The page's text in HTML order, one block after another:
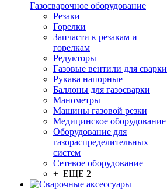
Газосварочное оборудование
Резаки
Горелки
Запчасти к резакам и
горелкам
Редукторы
Газовые вентили для сварки
Рукава напорные
Баллоны для газосварки
Манометры
Машины газовой резки
Медицинское оборудование
Оборудование для
газораспределительных
систем
Сетевое оборудование
+ ЕЩЕ 2